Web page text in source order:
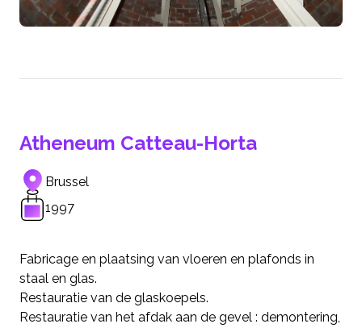
Atheneum Catteau-Horta
Brussel
1997
Fabricage en plaatsing van vloeren en plafonds in
staal en glas.
Restauratie van de glaskoepels.
Restauratie van het afdak aan de gevel : demontering,